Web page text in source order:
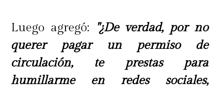
Luego agregó: "¿De verdad, por no
querer pagar un permiso de
circulación, te prestas para
humillarme en redes sociales,